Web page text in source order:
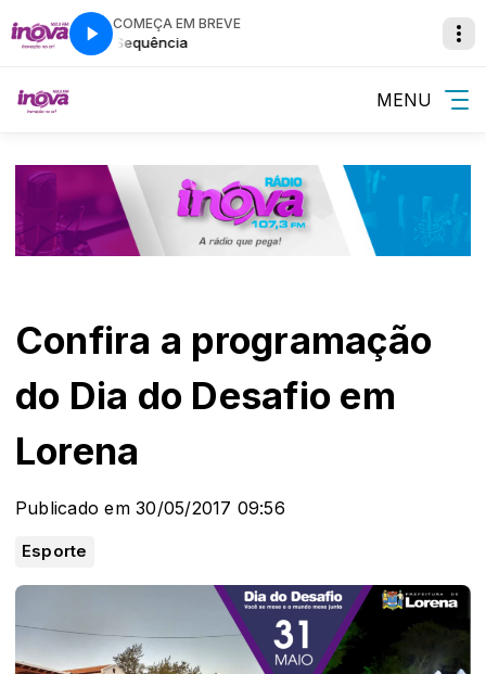
COMEÇA EM BREVE
Super Sequência Super Sequência
MENU
Confira a programação
do Dia do Desafio em
Lorena
Publicado em 30/05/2017 09:56
Esporte